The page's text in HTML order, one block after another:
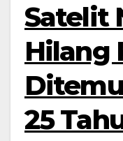
Satelit
Hilang
25